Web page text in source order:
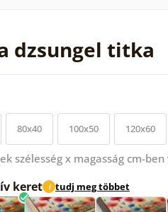
dzsungel titka
80x40 100x50 120x60
szélesség x magasság cm-
keret i tudj meg többet